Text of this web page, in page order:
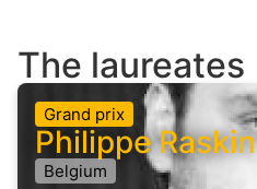
The laureates
Grand prix
Philippe Raskin
Belgium